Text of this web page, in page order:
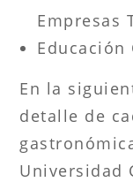
Empresas
Educación
En la
detalle de
Universidad